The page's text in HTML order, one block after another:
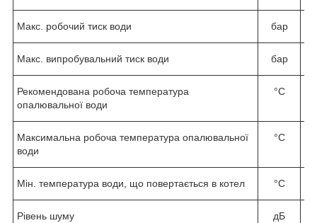
Макс. робочий тиск води бар
Макс. випробувальний тиск води бар
Рекомендована робоча температура
опалювальної води
°C
Максимальна робоча температура опалювальної
води
°C
Мін. температура води, що повертається в котел °C
Рівень шуму дБ